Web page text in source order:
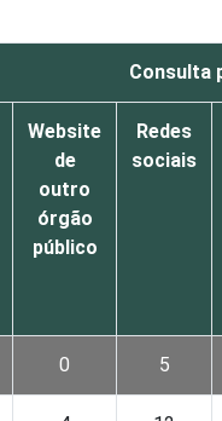
Consulta
Website
de
outro
órgão
público
Redes
sociais
0 5